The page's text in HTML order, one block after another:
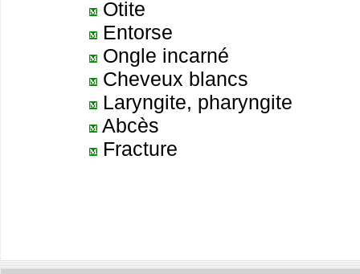
Otite
Entorse
Ongle incarné
Cheveux blancs
Laryngite, pharyngite
Abcès
Fracture